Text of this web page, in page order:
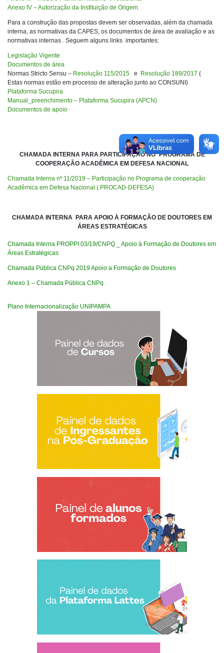
Anexo IV – Autorização da Instituição de Origem
Para a construção das propostas devem ser observadas, além da chamada
interna, as normativas da CAPES, os documentos de área de avaliação e as
normativas internas . Seguem alguns links importantes:
Legislação Vigente
Documentos de área
Normas Stricto Sensu – Resolução 115/2015 e Resolução 189/2017 (
Estas normas estão em processo de alteração junto ao CONSUNI)
Plataforma Sucupira
Manual_preenchimento – Plataforma Sucupira (APCN)
Documentos de apoio
CHAMADA INTERNA PARA PARTICIPAÇÃO NO ´PROGRAMA DE
COOPERAÇÃO ACADÊMICA EM DEFESA NACIONAL
Chamada Interna nº 11/2019 – Participação no Programa de cooperação
Acadêmica em Defesa Nacional ( PROCAD-DEFESA)
CHAMADA INTERNA PARA APOIO À FORMAÇÃO DE DOUTORES EM
ÁREAS ESTRATÉGICAS
Chamada Interna PROPPI 03/19/CNPQ _ Apoio à Formação de Doutores em
Áreas Estratégicas
Chamada Pública CNPq 2019 Apoio a Formação de Doutores
Anexo 1 – Chamada Pública CNPq
Plano Internacionalização UNIPAMPA